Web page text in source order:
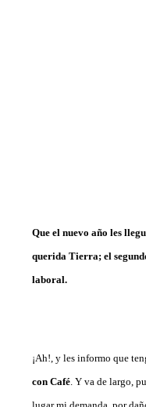
Que el nuevo año les
querida Tierra; el
laboral.
¡Ah!, y les informo que
con Café . Y va de largo,